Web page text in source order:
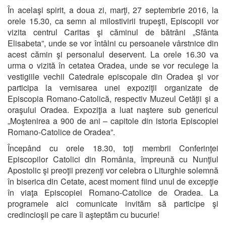
În acelaşi spirit, a doua zi, marţi, 27 septembrie 2016, la
orele 15.30, ca semn al milostivirii trupeşti, Episcopii vor
vizita centrul Caritas şi căminul de bătrâni „Sfânta
Elisabeta”, unde se vor întâlni cu persoanele vârstnice din
acest cămin şi personalul deservent. La orele 16.30 va
urma o vizită în cetatea Oradea, unde se vor reculege la
vestigiile vechii Catedrale episcopale din Oradea şi vor
participa la vernisarea unei expoziţii organizate de
Episcopia Romano-Catolică, respectiv Muzeul Cetăţii şi a
oraşului Oradea. Expoziţia a luat naştere sub genericul
„Moştenirea a 900 de ani – capitole din istoria Episcopiei
Romano-Catolice de Oradea”.
Începând cu orele 18.30, toţi membrii Conferinţei
Episcopilor Catolici din România, împreună cu Nunţiul
Apostolic şi preoţii prezenţi vor celebra o Liturghie solemnă
în biserica din Cetate, acest moment fiind unul de excepţie
în viaţa Episcopiei Romano-Catolice de Oradea. La
programele aici comunicate invităm să participe şi
credincioşii pe care îi aşteptăm cu bucurie!